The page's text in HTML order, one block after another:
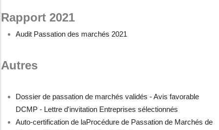
Rapport 2021
Audit Passation des marchés 2021
Autres
Dossier de passation de marchés validés - Avis favorable
DCMP - Lettre d'invitation Entreprises sélectionnés
Auto-certification de laProcédure de Passation de Marchés de